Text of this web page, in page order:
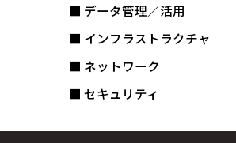
■ データ管理／活用
■ インフラストラクチャ
■ ネットワーク
■ セキュリティ